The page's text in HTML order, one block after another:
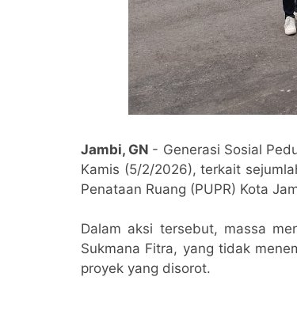
Jambi, GN - Generasi Sosial
Kamis (5/2/2026), terkait
Penataan Ruang (PUPR) Kota
Dalam aksi tersebut, massa
Sukmana Fitra, yang tidak
proyek yang disorot.